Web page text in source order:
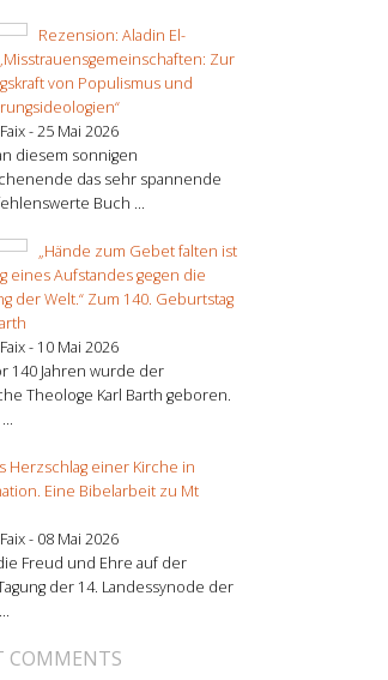
Rezension: Aladin El-
Zur
von Populismus und
-25 Mai 2026
diesem sonnigen
das sehr spannende
Buch ...
„Hände zum Gebet falten ist
eines Aufstandes gegen die
der Welt.“ Zum 140. Geburtstag
- 10 Mai 2026
140 Jahren wurde der
Theologe Karl Barth geboren.
Herzschlag einer Kirche in
Eine Bibelarbeit zu Mt
- 08 Mai 2026
Freud und Ehre auf der
der 14. Landessynode der
COMMENTS